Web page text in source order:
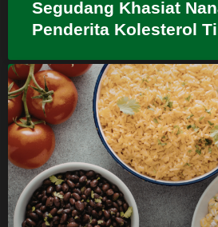
Segudang Khasiat
Penderita Kolesterol